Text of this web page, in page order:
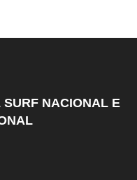
NACIONAL E